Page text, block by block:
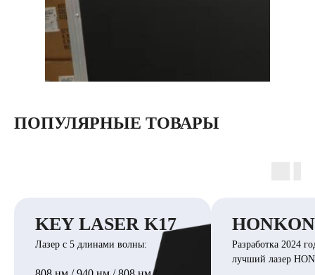
ПОПУЛЯРНЫЕ ТОВАРЫ
KEY LASER K17
Лазер с 5 длинами волны:
HONKON
Разработка 2024
лучший лазер